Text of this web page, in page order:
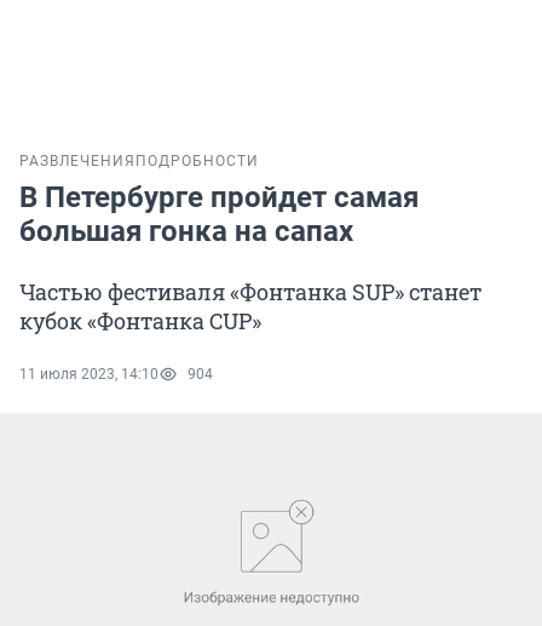
РАЗВЛЕЧЕНИЯ ПОДРОБНОСТИ
В Петербурге пройдет самая
большая гонка на сапах
Частью фестиваля «Фонтанка SUP» станет
кубок «Фонтанка CUP»
11 июля 2023, 14:10 904